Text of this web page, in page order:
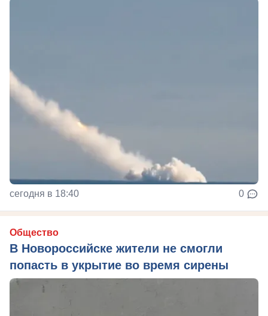
сегодня в 18:40 0
Общество
В Новороссийске жители не смогли
попасть в укрытие во время сирены